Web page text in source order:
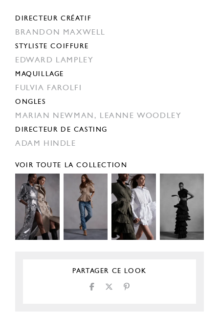
DIRECTEUR CRÉATIF
BRANDON MAXWELL
STYLISTE COIFFURE
EDWARD LAMPLEY
MAQUILLAGE
FULVIA FAROLFI
ONGLES
MARIAN NEWMAN, LEANNE WOODLEY
DIRECTEUR DE CASTING
ADAM HINDLE
VOIR TOUTE LA COLLECTION
PARTAGER CE LOOK